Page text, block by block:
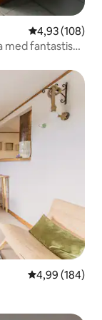
4,93 ud af 5 i
4,93 (108)
med fantastisk
4,99 ud af 5 i
4,99 (184)